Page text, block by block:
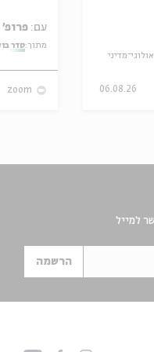
06.08.26
עם: פרופ' אביגדור שנאן
מתוך:סדר
zoom
למייל
הרשמה